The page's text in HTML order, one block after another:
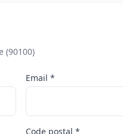
(90100)
Email *
Code postal *